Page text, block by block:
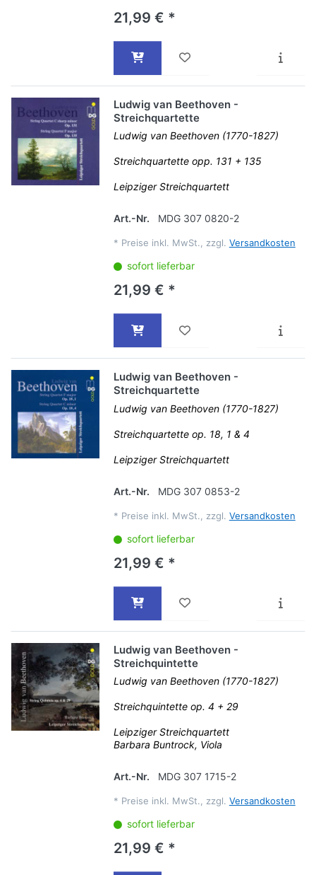
21,99 € *
Ludwig van Beethoven -
Streichquartette
Ludwig van Beethoven (1770-1827)
Streichquartette opp. 131 + 135
Leipziger Streichquartett
Art.-Nr. MDG 307 0820-2
* Preise inkl. MwSt., zzgl. Versandkosten
sofort lieferbar
21,99 € *
Ludwig van Beethoven -
Streichquartette
Ludwig van Beethoven (1770-1827)
Streichquartette op. 18, 1 & 4
Leipziger Streichquartett
Art.-Nr. MDG 307 0853-2
* Preise inkl. MwSt., zzgl. Versandkosten
sofort lieferbar
21,99 € *
Ludwig van Beethoven -
Streichquintette
Ludwig van Beethoven (1770-1827)
Streichquintette op. 4 + 29
Leipziger Streichquartett
Barbara Buntrock, Viola
Art.-Nr. MDG 307 1715-2
* Preise inkl. MwSt., zzgl. Versandkosten
sofort lieferbar
21,99 € *